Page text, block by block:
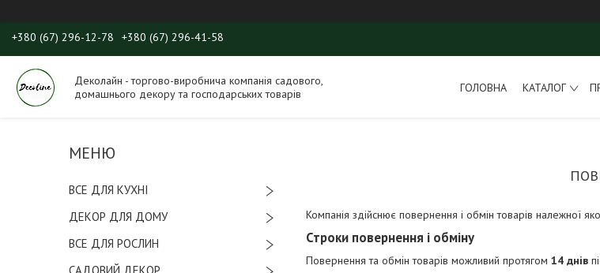
+380 (67) 296-12-78 +380 (67) 296-41-58
Деколайн - торгово-виробнича компанія садового,
домашнього декору та господарських товарів
ГОЛОВНА КАТАЛОГ
ВСЕ ДЛЯ КУХНІ
ДЕКОР ДЛЯ ДОМУ
ВСЕ ДЛЯ РОСЛИН
Компанія здійснює повернення і обмін товарів належної
Строки повернення і обміну
Повернення та обмін товарів можливий протягом 14 днів